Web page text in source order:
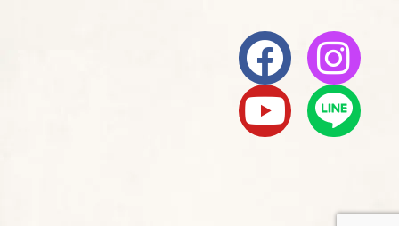
F
a
c
e
I
n
s
t
g
Y
o
u
t